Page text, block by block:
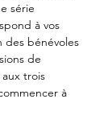
série
à vos
des bénévoles
de
trois
à